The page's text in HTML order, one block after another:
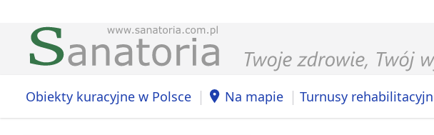
Obiekty kuracyjne w Polsce | Na mapie | Turnusy